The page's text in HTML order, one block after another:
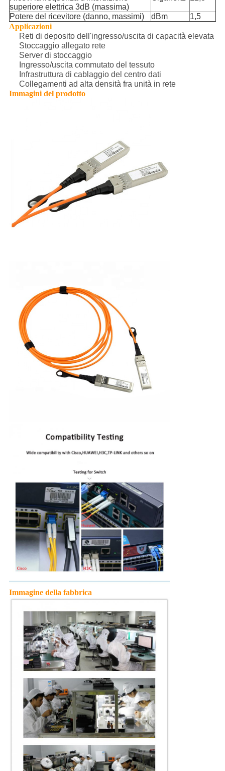
superiore elettrica 3dB (massima)
Potere del ricevitore (danno, massimi) dBm
1,5
Applicazioni
Reti di deposito dell'ingresso/uscita di capacità elevata
Stoccaggio allegato rete
Server di stoccaggio
Ingresso/uscita commutato del tessuto
Infrastruttura di cablaggio del centro dati
Collegamenti ad alta densità fra unità in rete
Immagini del prodotto
Immagine della fabbrica